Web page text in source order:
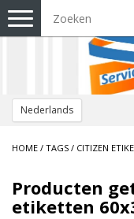
Nederlands
Toggle
navigation
HOME / TAGS / CITIZEN
Producten
etiketten